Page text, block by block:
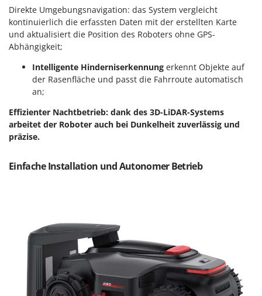
Outdoorchef
P
Palazzetti
Palumbo Pavi
Partisani
Paterlini
Philips
Pramac
Redback
Resto Italia
Ribimex
Ripartrak
Direkte Umgebungsnavigation: das System vergleicht
kontinuierlich die erfassten Daten mit der erstellten Karte
und aktualisiert die Position des Roboters ohne GPS-
Abhängigkeit;
Intelligente Hinderniserkennung erkennt Objekte auf
der Rasenfläche und passt die Fahrroute automatisch
an;
Effizienter Nachtbetrieb: dank des 3D-LiDAR-Systems
arbeitet der Roboter auch bei Dunkelheit zuverlässig und
präzise.
Einfache Installation und Autonomer Betrieb